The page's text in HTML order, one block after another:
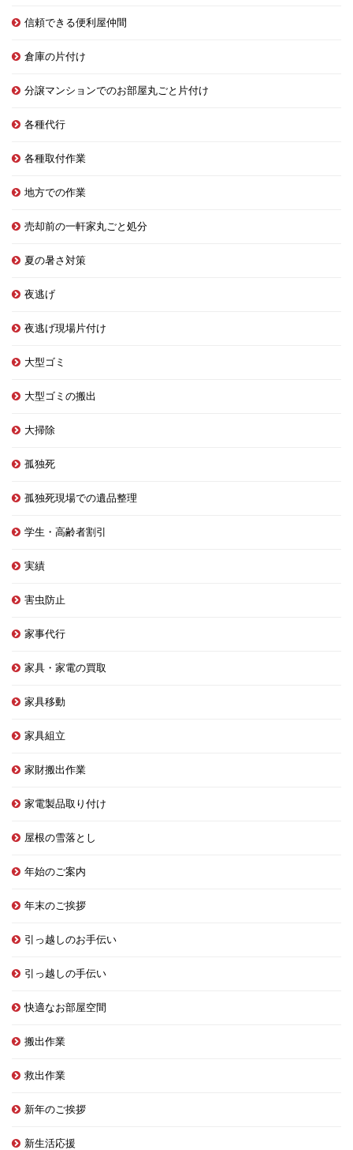
信頼できる便利屋仲間
倉庫の片付け
分譲マンションでのお部屋丸ごと片付け
各種代行
各種取付作業
地方での作業
売却前の一軒家丸ごと処分
夏の暑さ対策
夜逃げ
夜逃げ現場片付け
大型ゴミ
大型ゴミの搬出
大掃除
孤独死
孤独死現場での遺品整理
学生・高齢者割引
実績
害虫防止
家事代行
家具・家電の買取
家具移動
家具組立
家財搬出作業
家電製品取り付け
屋根の雪落とし
年始のご案内
年末のご挨拶
引っ越しのお手伝い
引っ越しの手伝い
快適なお部屋空間
搬出作業
救出作業
新年のご挨拶
新生活応援